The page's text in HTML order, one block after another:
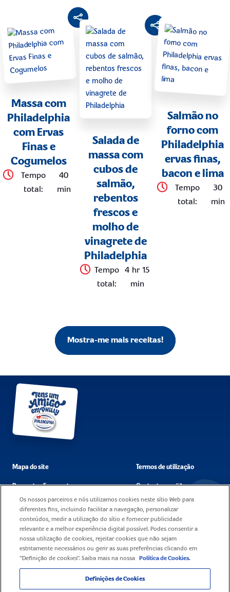
Massa com
Philadelphia
com Ervas
Finas e
Cogumelos
Tempo
total:
40
min
Salada de
massa com
cubos de
salmão,
rebentos
frescos e
molho de
vinagrete de
Philadelphia
Tempo
total:
4 hr 15
min
Salmão no
forno com
Philadelphia
ervas finas,
bacon e lima
Tempo
total:
30
min
Mostra-me mais receitas!
Mapa do site
Perguntas Frequentes
Política de cookies
Declaração de privacidade
Termos de utilização
Contacta-nos
Carreiras
© 2025 Mondelez Europe Services GmbH, Sucursal em Portugal - Todos os
Os nossos parceiros e nós utilizamos cookies neste sítio Web para
diferentes fins, incluindo facilitar a navegação, personalizar
conteúdos, medir a utilização do sítio e fornecer publicidade
relevante e a melhor experiência digital possível. Podes consentir a
nossa utilização de cookies, rejeitar cookies que não sejam
estritamente necessários ou gerir as suas preferências clicando em
"Definição de cookies". Saiba mais na nossa
Política de Cookies.
Definições de Cookies